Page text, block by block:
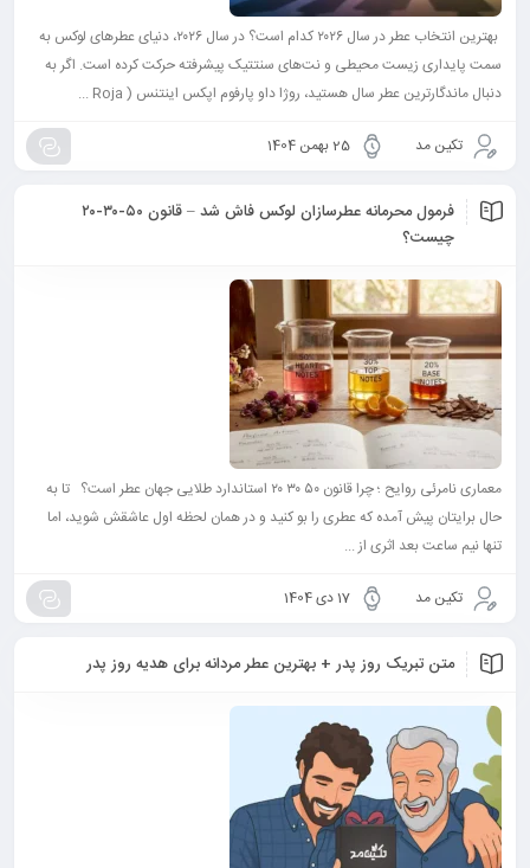
بهترین انتخاب عطر در سال ۲۰۲۶ کدام است؟ در سال ۲۰۲۶، دنیای عطرهای لوکس به
سمت پایداری زیست‌ محیطی و نت‌های سنتتیک پیشرفته حرکت کرده است. اگر به
دنبال ماندگارترین عطر سال هستید، روژا داو پارفوم اپکس اینتنس ( Roja ...
تکین مد 25 بهمن 1404
فرمول محرمانه عطرسازان لوکس فاش شد – قانون ۵۰-۳۰-۲۰
چیست؟
معماری نامرئی روایح ؛ چرا قانون ۵۰ ۳۰ ۲۰ استاندارد طلایی جهان عطر است؟ تا به
حال برایتان پیش آمده که عطری را بو کنید و در همان لحظه اول عاشقش شوید، اما
تنها نیم ساعت بعد اثری از ...
تکین مد 17 دی 1404
متن تبریک روز پدر + بهترین عطر مردانه برای هدیه روز پدر